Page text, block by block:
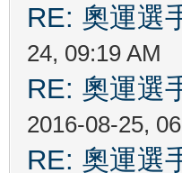
RE: 奧運選
24, 09:19 AM
RE: 奧運選
2016-08-25,
RE: 奧運選